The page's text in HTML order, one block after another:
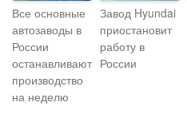
Все основные
автозаводы в
России
останавливают
производство
на неделю
Завод Hyundai
приостановит
работу в
России